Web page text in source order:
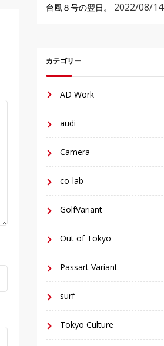
台風８号の翌日。 2022/08/14
カテゴリー
AD Work
audi
Camera
co-lab
GolfVariant
Out of Tokyo
Passart Variant
surf
Tokyo Culture